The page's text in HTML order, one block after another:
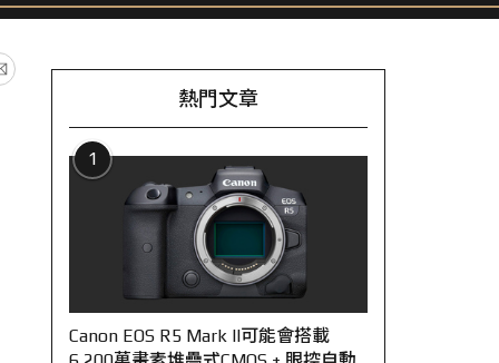
熱門文章
1
Canon EOS R5 Mark II可能會搭載